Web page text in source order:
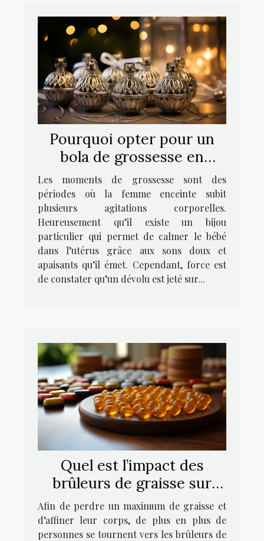
Pourquoi opter pour un
bola de grossesse en
argent ?
Les moments de grossesse sont des
périodes où la femme enceinte subit
plusieurs agitations corporelles.
Heureusement qu’il existe un bijou
particulier qui permet de calmer le bébé
dans l’utérus grâce aux sons doux et
apaisants qu’il émet. Cependant, force est
de constater qu’un dévolu est jeté sur...
Quel est l’impact des
brûleurs de graisse sur
l’organisme ?
Afin de perdre un maximum de graisse et
d’affiner leur corps, de plus en plus de
personnes se tournent vers les brûleurs de